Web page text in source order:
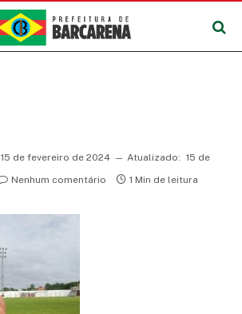
15 de fevereiro de 2024 Atualizado: 15 de
Nenhum comentário 1 Min de leitura